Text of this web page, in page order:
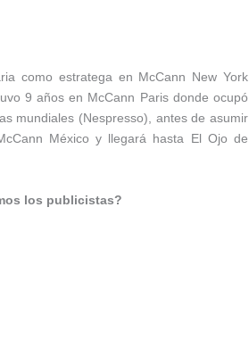
como estratega en McCann New York
9 años en McCann Paris donde ocupó
mundiales (Nespresso), antes de asumir
México y llegará hasta El Ojo de
los publicistas?